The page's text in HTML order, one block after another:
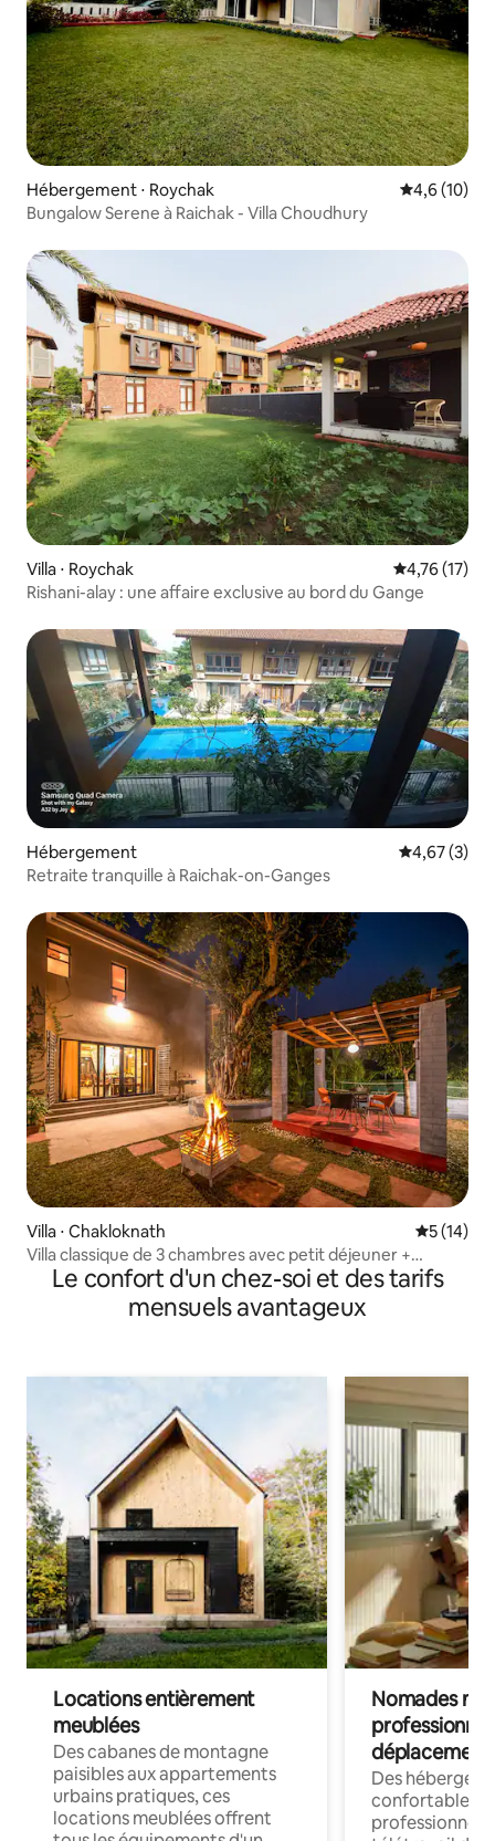
Hébergement ⋅ Roychak Évaluation
4,6 (10)
Bungalow Serene à Raichak - Villa Choudhury
Villa ⋅ Roychak Évaluation
4,76 (17)
Rishani-alay : une affaire exclusive au bord du Gange
Hébergement Évaluation
4,67 (3)
Retraite tranquille à Raichak-on-Ganges
Villa ⋅ Chakloknath
5 (14)
Villa classique de 3 chambres avec petit déjeuner +
pelouse + belvédère à Raichak
Le confort d'un chez-soi et des tarifs
mensuels avantageux
Locations entièrement
meublées
Des cabanes de montagne
paisibles aux appartements
urbains pratiques, ces
locations meublées offrent
Nomades
déplacement
Des
confortables
professionnels